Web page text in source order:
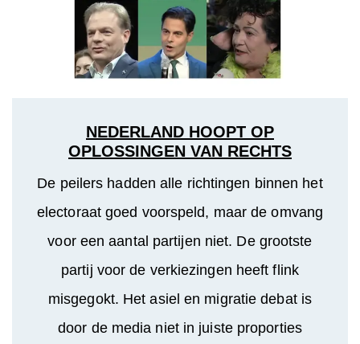
NEDERLAND HOOPT OP
OPLOSSINGEN VAN RECHTS
De peilers hadden alle richtingen binnen het
electoraat goed voorspeld, maar de omvang
voor een aantal partijen niet. De grootste
partij voor de verkiezingen heeft flink
misgegokt. Het asiel en migratie debat is
door de media niet in juiste proporties